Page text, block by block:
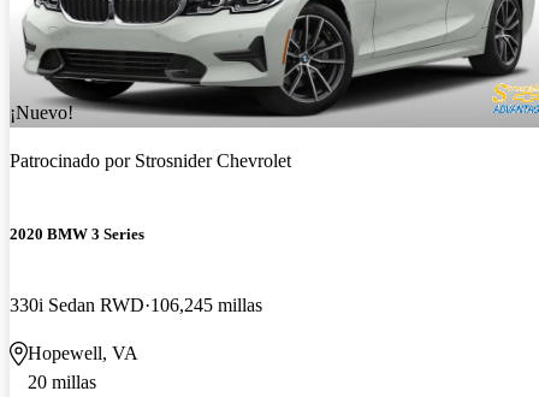
¡Nuevo!
Patrocinado por Strosnider Chevrolet
2020 BMW 3 Series
330i Sedan RWD 106,245 millas
Hopewell, VA
20 millas